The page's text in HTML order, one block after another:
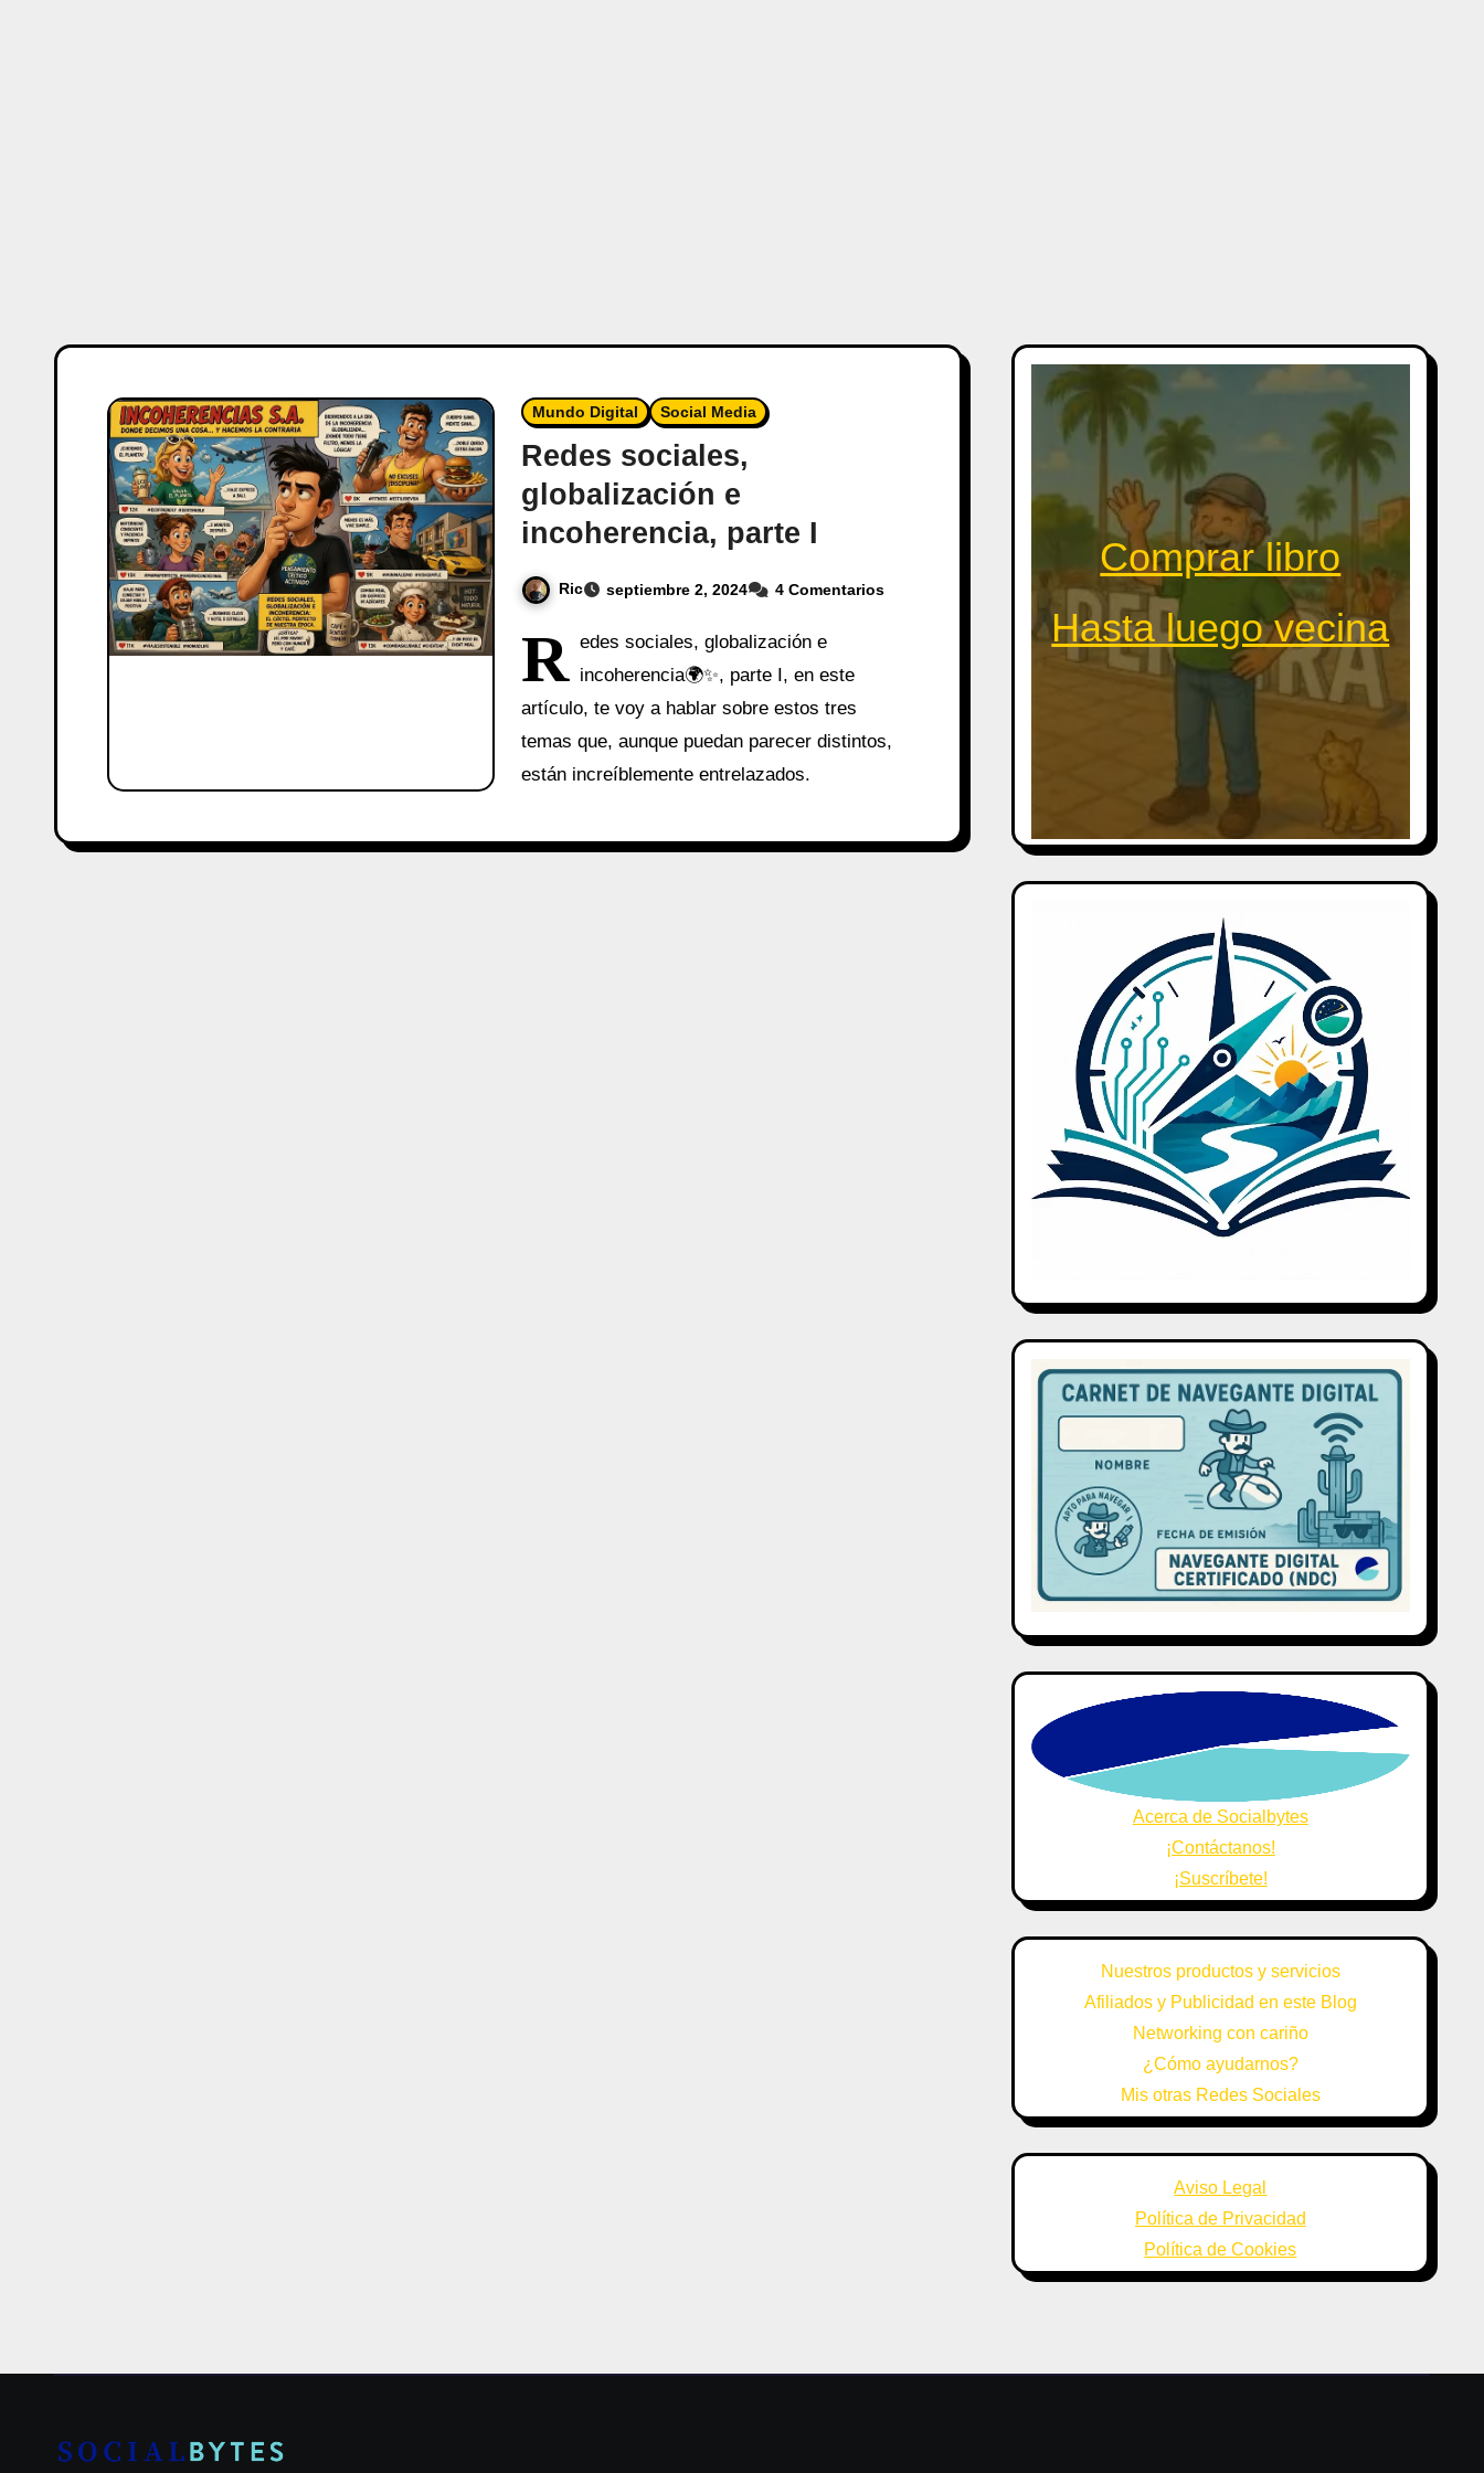
Mundo Digital Social Media
Redes sociales,
globalización e
incoherencia, parte I
Ric septiembre 2, 2024 4 Comentarios
R edes sociales, globalización e
incoherencia🌍✨, parte I, en este
artículo, te voy a hablar sobre estos tres
temas que, aunque puedan parecer distintos,
están increíblemente entrelazados.
Comprar libro
Hasta luego vecina
Acerca de Socialbytes
¡Contáctanos!
¡Suscríbete!
Nuestros productos y servicios
Afiliados y Publicidad en este Blog
Networking con cariño
¿Cómo ayudarnos?
Mis otras Redes Sociales
Aviso Legal
Política de Privacidad
Política de Cookies